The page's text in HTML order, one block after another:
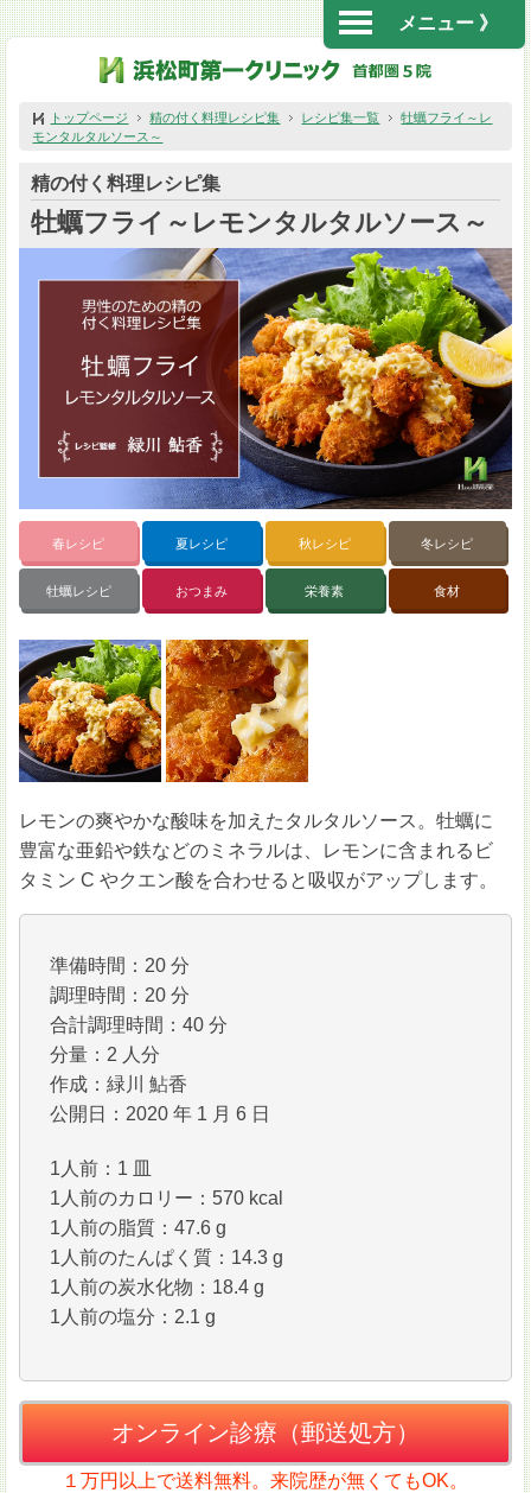
メニュー 》
トップページ 精の付く料理レシピ集 レシピ集一覧
牡蠣フライ～レ
モンタルタルソース～
精の付く料理レシピ集
牡蠣フライ～レモンタルタルソース～
春レシピ 夏レシピ 秋レシピ 冬レシピ
牡蠣レシピ おつまみ 栄養素 食材
レモンの爽やかな酸味を加えたタルタルソース。牡蠣に
豊富な亜鉛や鉄などのミネラルは、レモンに含まれるビ
タミン C やクエン酸を合わせると吸収がアップします。
準備時間：20 分
調理時間：20 分
合計調理時間：40 分
分量：2 人分
作成：緑川 鮎香
公開日：2020 年 1 月 6 日
1人前：1 皿
1人前のカロリー：570 kcal
1人前の脂質：47.6 g
1人前のたんぱく質：14.3 g
1人前の炭水化物：18.4 g
1人前の塩分：2.1 g
オンライン診療（郵送処方）
１万円以上で送料無料。来院歴が無くてもOK。